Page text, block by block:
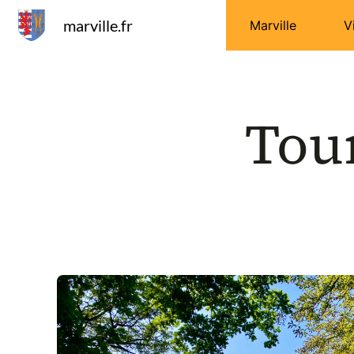
marville.fr Marville
Panneau de gestion des cookies